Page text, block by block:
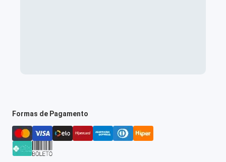
Formas de Pagamento